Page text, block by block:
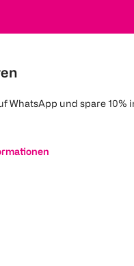
WhatsApp und spare 10%